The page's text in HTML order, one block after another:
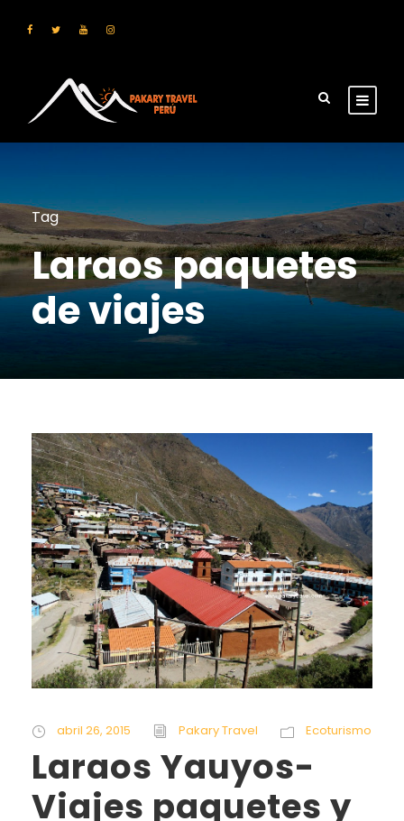
Tag
Laraos paquetes
de viajes
abril 26, 2015 Pakary Travel Ecoturismo
Laraos Yauyos-
Viajes paquetes y